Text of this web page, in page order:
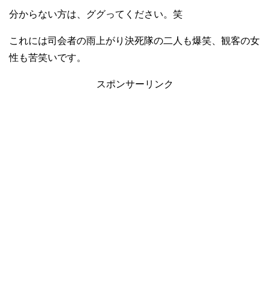
分からない方は、ググってください。笑
これには司会者の雨上がり決死隊の二人も爆笑、観客の女
性も苦笑いです。
スポンサーリンク